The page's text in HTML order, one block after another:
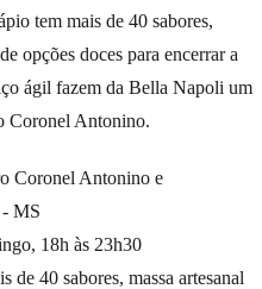
tem mais de 40 sabores,
opções doces para encerrar a
ágil fazem da Bella Napoli um
Coronel Antonino.
Coronel Antonino e
MS
18h às 23h30
de 40 sabores, massa artesanal